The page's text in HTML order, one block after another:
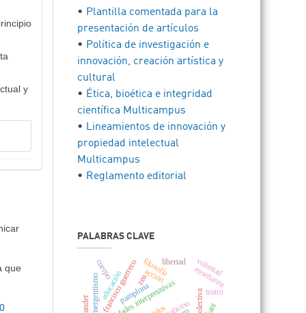
y
que
• Plantilla comentada para la
presentación de artículos
• Política de investigación e
innovación, creación artística y
cultural
• Ética, bioética e integridad
científica Multicampus
• Lineamientos de innovación y
propiedad intelectual
Multicampus
• Reglamento editorial
PALABRAS CLAVE
francisco guerrero
emergentismo acción
educación
filosofía enseñanza
pamplona
cuerpo
teatro
kant
libertad
zea
voluntad